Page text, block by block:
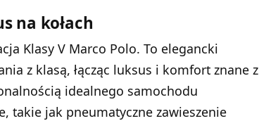
na kołach
Klasy V Marco Polo. To elegancki
z klasą, łącząc luksus i komfort znane z
idealnego samochodu
takie jak pneumatyczne zawieszenie